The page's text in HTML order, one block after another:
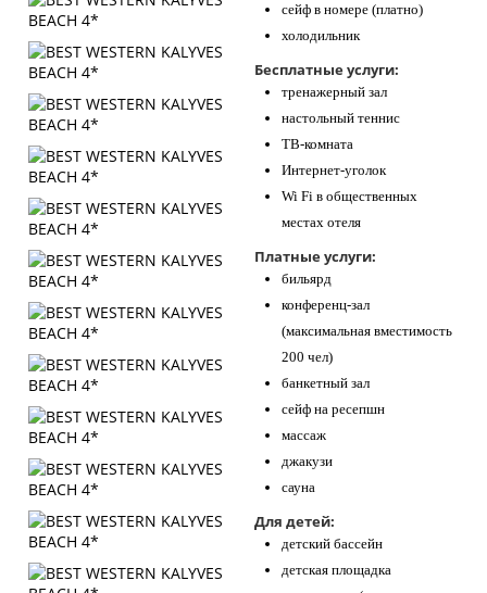
сейф в номере (платно)
холодильник
Бесплатные услуги:
тренажерный зал
настольный теннис
ТВ-комната
Интернет-уголок
Wi Fi в общественных
местах отеля
Платные услуги:
бильярд
конференц-зал
(максимальная вместимость
200 чел)
банкетный зал
сейф на ресепшн
массаж
джакузи
сауна
Для детей:
детский бассейн
детская площадка